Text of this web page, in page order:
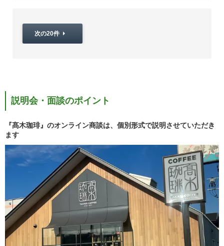
次の20件
説明会・面談のポイント
『髙木珈琲』のオンライン商談は、個別形式で説明させていただき
ます